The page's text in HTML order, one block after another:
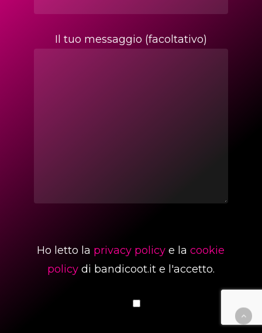
Il tuo messaggio (facoltativo)
Ho letto la privacy policy e lacookie
policydi bandicoot.it e l'accetto.
Le tue preferenze relative alla privacy
Informativa sulla raccolta